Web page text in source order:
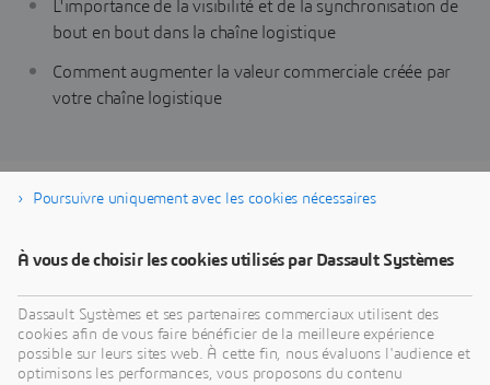
L'importance de la visibilité et de la synchronisation de
bout en bout dans la chaîne logistique
Comment augmenter la valeur commerciale créée par
votre chaîne logistique
Poursuivre uniquement avec les cookies nécessaires
À vous de choisir les cookies utilisés par Dassault Systèmes
Dassault Systèmes et ses partenaires commerciaux utilisent des
cookies afin de vous faire bénéficier de la meilleure expérience
possible sur leurs sites web. À cette fin, nous évaluons l'audience et
optimisons les performances, vous proposons du contenu